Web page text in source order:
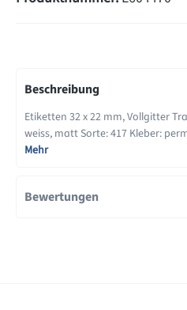
Beschreibung
Etiketten 32 x 22 mm, Vollgitter
weiss, matt Sorte: 417 Kleber:
Mehr
Bewertungen